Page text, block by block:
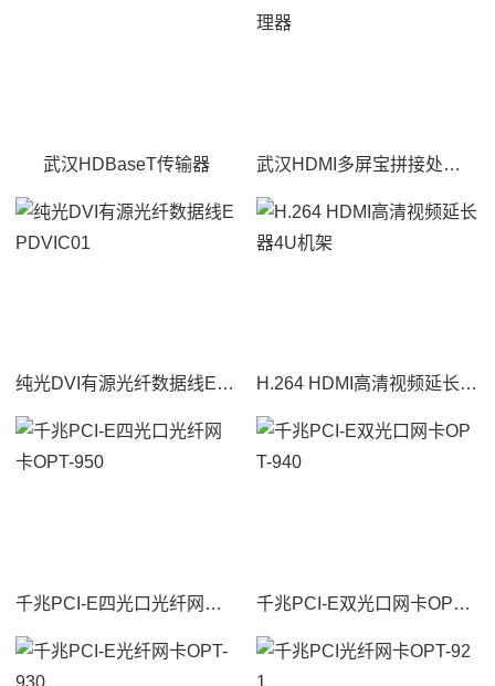
武汉HDBaseT传输器 武汉HDMI多屏宝拼接处理器
纯光DVI有源光纤数据线EPDVIC01 H.264 HDMI高清视频延长器4U机架
千兆PCI-E四光口光纤网卡OPT-950 千兆PCI-E双光口网卡OPT-940